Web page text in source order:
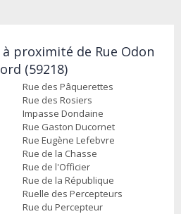
à proximité de Rue Odon
(59218)
Rue des Pâquerettes
Rue des Rosiers
Impasse Dondaine
Rue Gaston Ducornet
Rue Eugène Lefebvre
Rue de la Chasse
Rue de l'Officier
Rue de la République
Ruelle des Percepteurs
Rue du Percepteur